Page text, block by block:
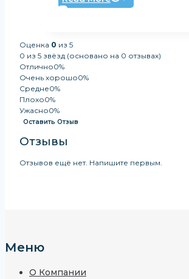
Оценка 0 из 5
0 из 5 звёзд (основано на 0 отзывах)
Отлично0%
Очень хорошо0%
Средне0%
Плохо0%
Ужасно0%
Оставить Отзыв
Отзывы
Отзывов ещё нет. Напишите первым.
Меню
О Компании